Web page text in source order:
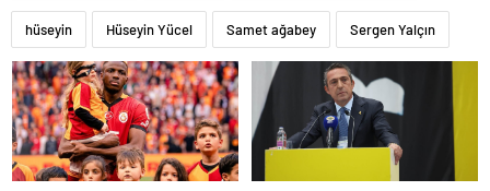
hüseyin Hüseyin Yücel Samet ağabey Sergen Yalçın